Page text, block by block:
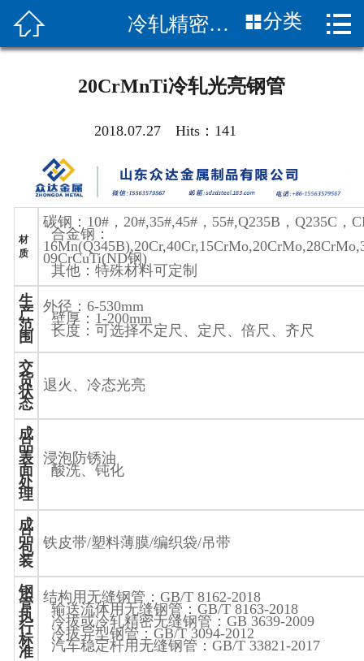
 首页
产品知识
客服服务
联系我们
 冷轧精密钢管 分类 
20CrMnTi冷轧光亮钢管
2018.07.27 Hits： 141
材
质
碳钢： 10#， 20#,35#,45#， 55#,Q235B ， Q235C ，
合金钢：
09CrCuTi(ND钢)
其他：特殊材料可定制
生
产
范
围
外径： 6-530mm
壁厚： 1-200mm
长度：可选择不定尺、定尺、倍尺、齐尺
交
货
状
态
退火、冷态光亮
成
品
表
面
处
理
浸泡防锈油
酸洗、钝化
成
品
包
装
铁皮带/塑料薄膜/编织袋/吊带
钢
管
执
行
标
准
结构用无缝钢管： GB/T 8162-2018
输送流体用无缝钢管： GB/T 8163-2018
冷拔或冷轧精密无缝钢管： GB 3639-2009
冷拔异型钢管：GB/T 3094-2012
汽车稳定杆用无缝钢管： GB/T 33821-2017